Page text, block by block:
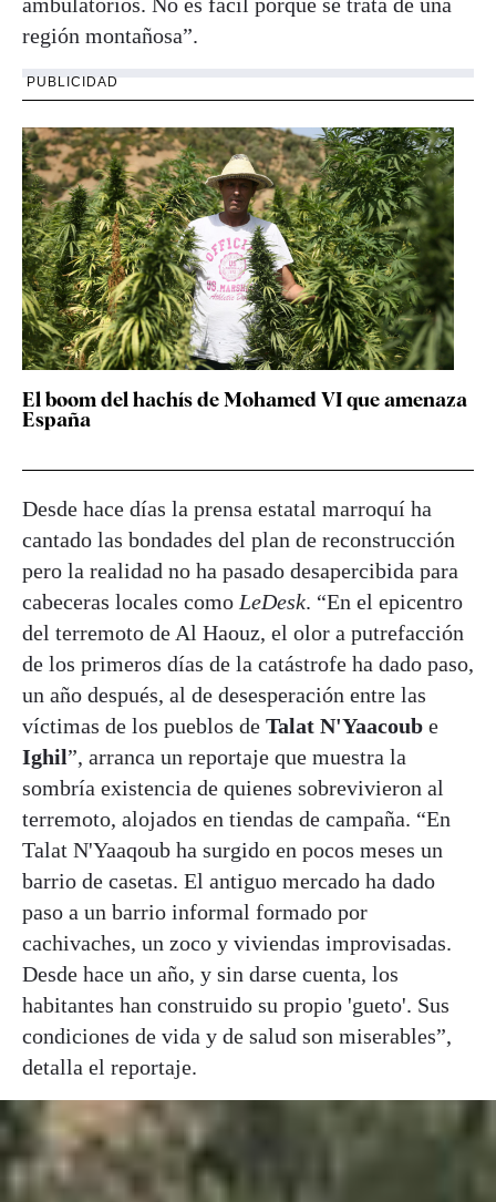
región montañosa”.
PUBLICIDAD
El boom del hachís de Mohamed VI que amenaza
España
Desde hace días la prensa estatal marroquí ha
cantado las bondades del plan de reconstrucción
pero la realidad no ha pasado desapercibida para
cabeceras locales como LeDesk. “En el epicentro
del terremoto de Al Haouz, el olor a putrefacción
de los primeros días de la catástrofe ha dado paso,
un año después, al de desesperación entre las
víctimas de los pueblos de Talat N'Yaacoub e
Ighil”, arranca un reportaje que muestra la
sombría existencia de quienes sobrevivieron al
terremoto, alojados en tiendas de campaña. “En
Talat N'Yaaqoub ha surgido en pocos meses un
barrio de casetas. El antiguo mercado ha dado
paso a un barrio informal formado por
cachivaches, un zoco y viviendas improvisadas.
Desde hace un año, y sin darse cuenta, los
habitantes han construido su propio 'gueto'. Sus
condiciones de vida y de salud son miserables”,
detalla el reportaje.